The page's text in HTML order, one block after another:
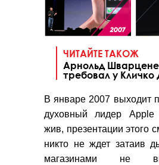
ЧИТАЙТЕ ТАКОЖ
Арнольд
требовал у Кличко
В январе 2007 выходит
духовный лидер Apple
жив, презентации этого
никто не ждет затаив
магазинами не